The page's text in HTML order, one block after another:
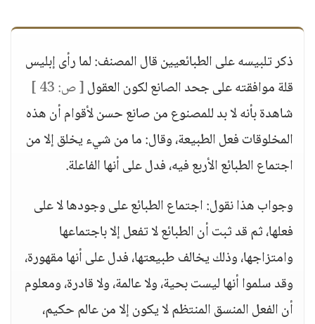
ذكر تلبيسه على الطبائعيين قال المصنف: لما رأى إبليس
قلة موافقته على جحد الصانع لكون العقول[ ص: 43 ]
شاهدة بأنه لا بد للمصنوع من صانع حسن لأقوام أن هذه
المخلوقات فعل الطبيعة، وقال: ما من شيء يخلق إلا من
اجتماع الطبائع الأربع فيه، فدل على أنها الفاعلة.
وجواب هذا نقول: اجتماع الطبائع على وجودها لا على
فعلها، ثم قد ثبت أن الطبائع لا تفعل إلا باجتماعها
وامتزاجها، وذلك يخالف طبيعتها، فدل على أنها مقهورة،
وقد سلموا أنها ليست بحية، ولا عالمة، ولا قادرة، ومعلوم
أن الفعل المنسق المنتظم لا يكون إلا من عالم حكيم،